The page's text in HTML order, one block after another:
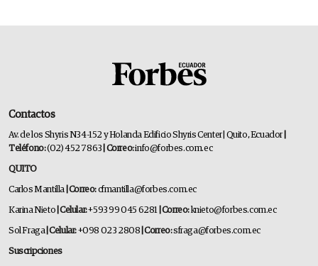
Contactos
Av. de los Shyris N34-152 y Holanda Edificio Shyris Center | Quito, Ecuador
Teléfono:(02) 452 7863 | Correo:info@forbes.com.ec
QUITO
Carlos Mantilla | Correo:cfmantilla@forbes.com.ec
Karina Nieto | Celular:+593 99 045 6281 | Correo:knieto@forbes.com.ec
Sol Fraga| Celular:+098 023 2808 | Correo:sfraga@forbes.com.ec
Suscripciones